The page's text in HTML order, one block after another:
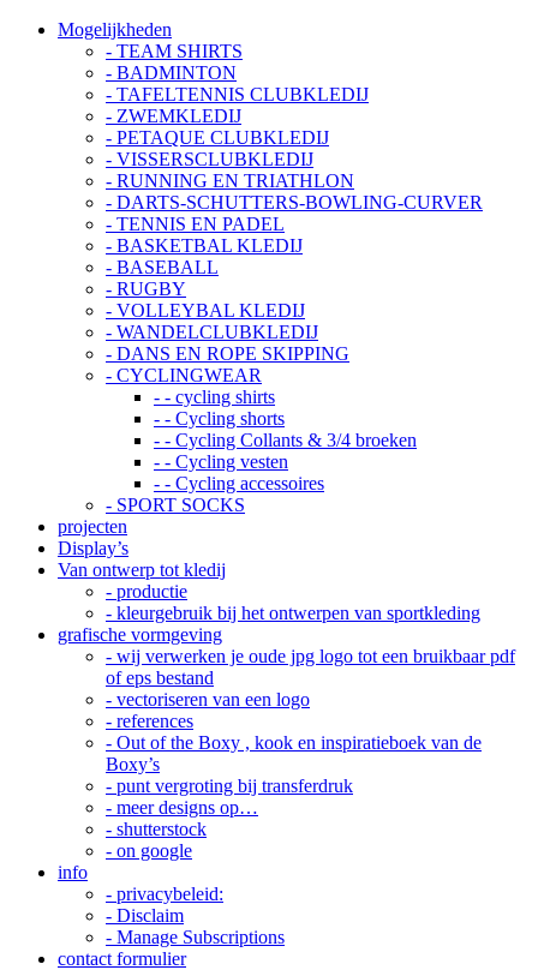
Mogelijkheden
- TEAM SHIRTS
- BADMINTON
- TAFELTENNIS CLUBKLEDIJ
- ZWEMKLEDIJ
- PETAQUE CLUBKLEDIJ
- VISSERSCLUBKLEDIJ
- RUNNING EN TRIATHLON
- DARTS-SCHUTTERS-BOWLING-CURVER
- TENNIS EN PADEL
- BASKETBAL KLEDIJ
- BASEBALL
- RUGBY
- VOLLEYBAL KLEDIJ
- WANDELCLUBKLEDIJ
- DANS EN ROPE SKIPPING
- CYCLINGWEAR
- - cycling shirts
- - Cycling shorts
- - Cycling Collants & 3/4 broeken
- - Cycling vesten
- - Cycling accessoires
- SPORT SOCKS
projecten
Display’s
Van ontwerp tot kledij
- productie
- kleurgebruik bij het ontwerpen van sportkleding
grafische vormgeving
- wij verwerken je oude jpg logo tot een bruikbaar pdf
of eps bestand
- vectoriseren van een logo
- references
- Out of the Boxy , kook en inspiratieboek van de
Boxy’s
- punt vergroting bij transferdruk
- meer designs op…
- shutterstock
- on google
info
- privacybeleid:
- Disclaim
- Manage Subscriptions
contact formulier